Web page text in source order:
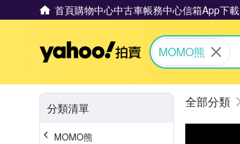
首頁購物中心中古車帳務中心信箱App下載
Yahoo拍賣
MOMO熊
分類清單
MOMO熊